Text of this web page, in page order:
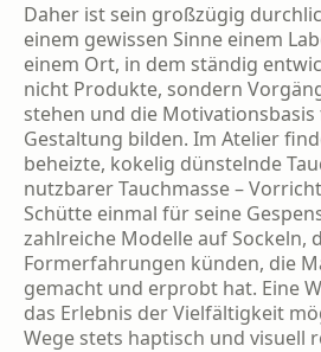
Daher ist sein großzügig
einem gewissen Sinne einem
einem Ort, in dem ständig
nicht Produkte, sondern
stehen und die
Gestaltung bilden. Im Atelier
beheizte, kokelig dünstelnde
nutzbarer Tauch­masse –
Schüt­te einmal für seine
zahlreiche Modelle auf Sockeln,
Formerfahrungen künden, die
gemacht und erprobt hat. Eine
das Erlebnis der Vielfältig­keit
Wege stets haptisch und visuell